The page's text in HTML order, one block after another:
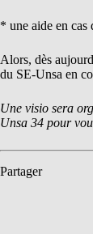
* une aide en cas
Alors, dès
du SE-Unsa en
Une visio sera
Unsa 34 pour
Partager